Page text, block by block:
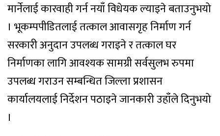
मार्नेलाई कारवाही गर्न नयाँ विधेयक ल्याइने बताउनुभयो
। भूकम्पपीडितलाई तत्काल आवासगृह निर्माण गर्न
सरकारी अनुदान उपलब्ध गराइने र तत्काल घर
निर्माणका लागि आवश्यक सामग्री सर्वसुलभ रुपमा
उपलब्ध गराउन सम्बन्धित जिल्ला प्रशासन
कार्यालयलाई निर्देशन पठाइने जानकारी उहाँले दिनुभयो
।